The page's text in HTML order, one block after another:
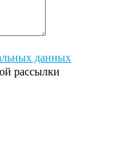
данных
рассылки